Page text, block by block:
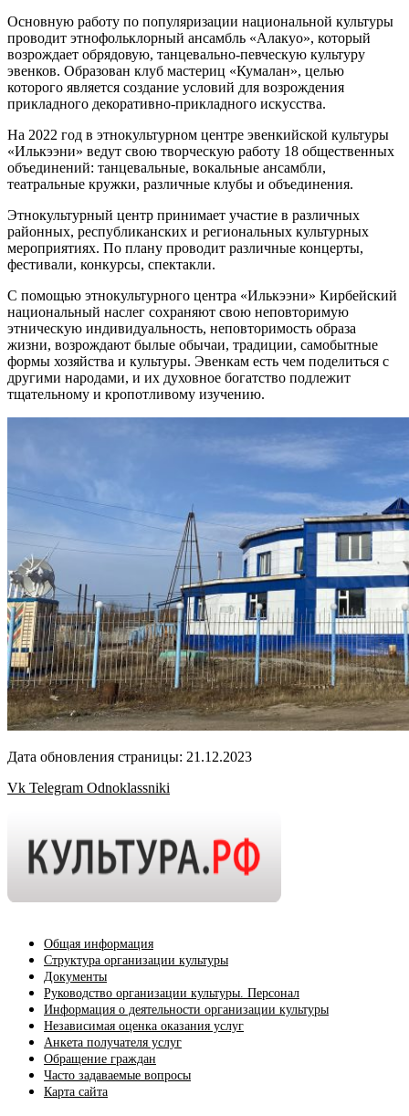
Основную работу по популяризации национальной культуры
проводит этнофольклорный ансамбль «Алакуо», который
возрождает обрядовую, танцевально-певческую культуру
эвенков. Образован клуб мастериц «Кумалан», целью
которого является создание условий для возрождения
прикладного декоративно-прикладного искусства.
На 2022 год в этнокультурном центре эвенкийской культуры
«Илькээни» ведут свою творческую работу 18 общественных
объединений: танцевальные, вокальные ансамбли,
театральные кружки, различные клубы и объединения.
Этнокультурный центр принимает участие в различных
районных, республиканских и региональных культурных
мероприятиях. По плану проводит различные концерты,
фестивали, конкурсы, спектакли.
С помощью этнокультурного центра «Илькээни» Кирбейский
национальный наслег сохраняют свою неповторимую
этническую индивидуальность, неповторимость образа
жизни, возрождают былые обычаи, традиции, самобытные
формы хозяйства и культуры. Эвенкам есть чем поделиться с
другими народами, и их духовное богатство подлежит
тщательному и кропотливому изучению.
Дата обновления страницы: 21.12.2023
Vk Telegram Odnoklassniki
Общая информация
Структура организации культуры
Документы
Руководство организации культуры. Персонал
Информация о деятельности организации культуры
Независимая оценка оказания услуг
Анкета получателя услуг
Обращение граждан
Часто задаваемые вопросы
Карта сайта